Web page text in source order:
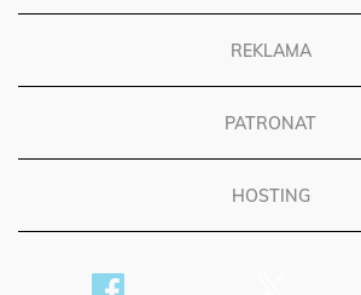
REKLAMA
PATRONAT
HOSTING